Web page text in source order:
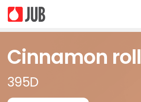
Cinnamon roll
395D